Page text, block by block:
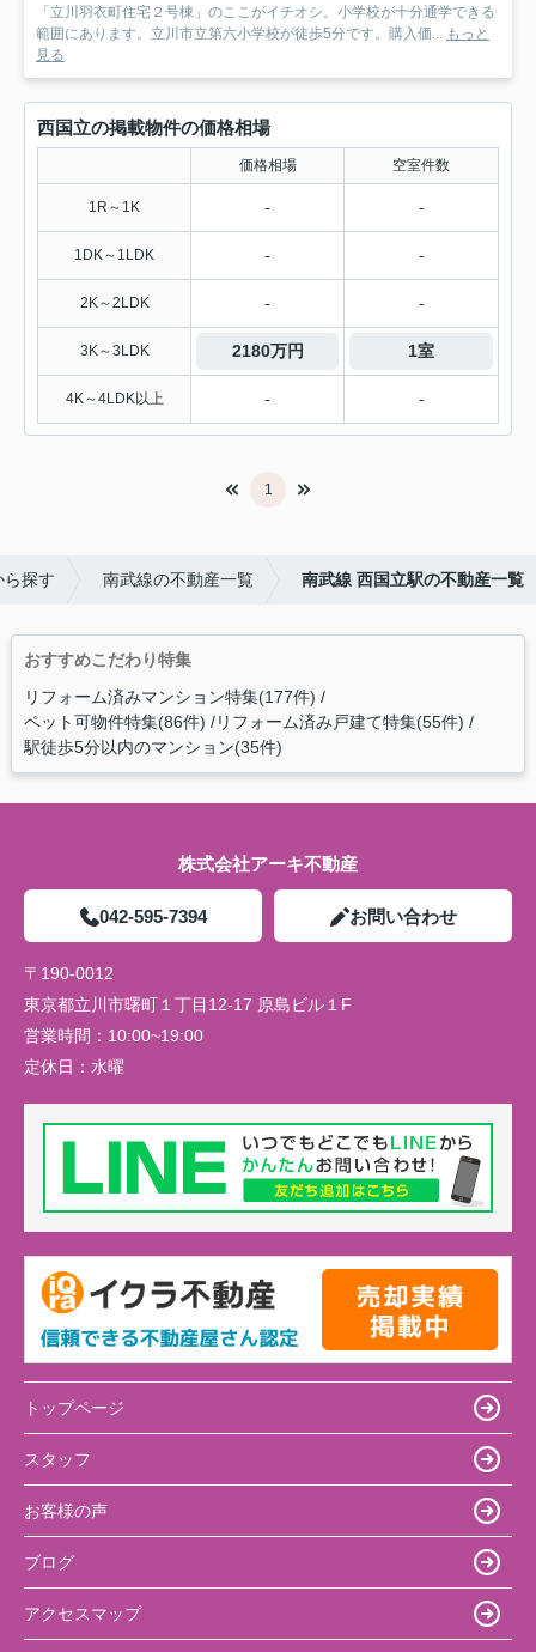
「立川羽衣町住宅２号棟」のここがイチオシ。小学校が十分通学できる
範囲にあります。立川市立第六小学校が徒歩5分です。購入価... もっと
見る
西国立の掲載物件の価格相場
価格相場 空室件数
1R～1K - -
1DK～1LDK - -
2K～2LDK - -
3K～3LDK 2180万円 1室
4K～4LDK以上 - -
1
ら探す 南武線の不動産一覧 南武線 西国立駅の不動産一覧
おすすめこだわり特集
リフォーム済みマンション特集(177件)
ペット可物件特集(86件) リフォーム済み戸建て特集(55件)
駅徒歩5分以内のマンション(35件)
株式会社アーキ不動産
042-595-7394 お問い合わせ
〒190-0012
東京都立川市曙町１丁目12-17 原島ビル１F
営業時間： 10:00~19:00
定休日： 水曜
トップページ
スタッフ
お客様の声
ブログ
アクセスマップ